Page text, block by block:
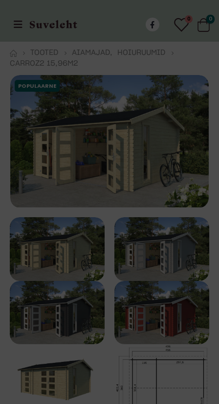
0 0
TOOTED AIAMAJAD ,
HOIURUUMID
CARROZ2 15,96M2
POPULAARNE